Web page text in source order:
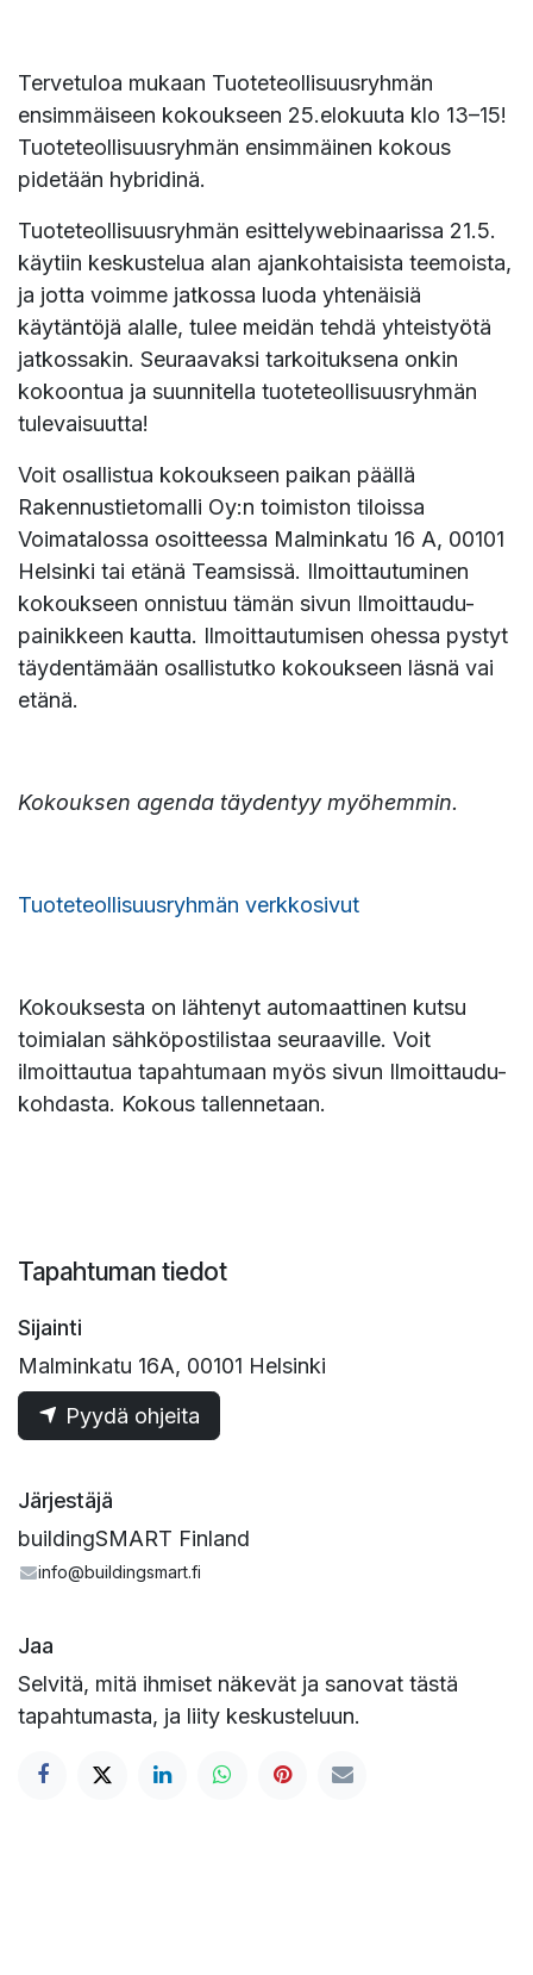
Tervetuloa mukaan Tuoteteollisuusryhmän
ensimmäiseen kokoukseen 25.elokuuta klo 13–15!
Tuoteteollisuusryhmän ensimmäinen kokous
pidetään hybridinä.
Tuoteteollisuusryhmän esittelywebinaarissa 21.5.
käytiin keskustelua alan ajankohtaisista teemoista,
ja jotta voimme jatkossa luoda yhtenäisiä
käytäntöjä alalle, tulee meidän tehdä yhteistyötä
jatkossakin. Seuraavaksi tarkoituksena onkin
kokoontua ja suunnitella tuoteteollisuusryhmän
tulevaisuutta!
Voit osallistua kokoukseen paikan päällä
Rakennustietomalli Oy:n toimiston tiloissa
Voimatalossa osoitteessa Malminkatu 16 A, 00101
Helsinki tai etänä Teamsissä. Ilmoittautuminen
kokoukseen onnistuu tämän sivun Ilmoittaudu-
painikkeen kautta. Ilmoittautumisen ohessa pystyt
täydentämään osallistutko kokoukseen läsnä vai
etänä.
Kokouksen agenda täydentyy myöhemmin.
Tuoteteollisuusryhmän verkkosivut
Kokouksesta on lähtenyt automaattinen kutsu
toimialan sähköpostilistaa seuraaville. Voit
ilmoittautua tapahtumaan myös sivun Ilmoittaudu-
kohdasta. Kokous tallennetaan.
Tapahtuman tiedot
Sijainti
Malminkatu 16A, 00101 Helsinki
Pyydä ohjeita
Järjestäjä
buildingSMART Finland
info@buildingsmart.fi
Jaa
Selvitä, mitä ihmiset näkevät ja sanovat tästä
tapahtumasta, ja liity keskusteluun.